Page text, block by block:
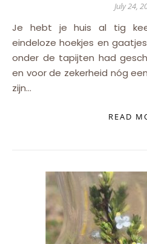
July 24,
Je hebt je huis al tig keer schoongemaakt. Alle
eindeloze hoekjes en
onder de tapijten had
en voor de zekerheid nóg
zijn…
READ